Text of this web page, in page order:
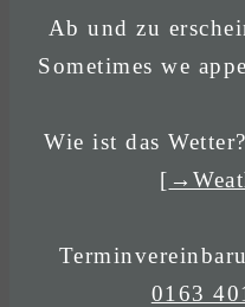
Ab und zu
Sometimes we
Wie ist das
[
0163